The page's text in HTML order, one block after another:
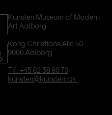
Kunsten Museum of Modern
Art Aalborg
Kong Christians Alle 50
9000 Aalborg
Tlf: +45 82 38 90 70
kunsten@kunsten.dk